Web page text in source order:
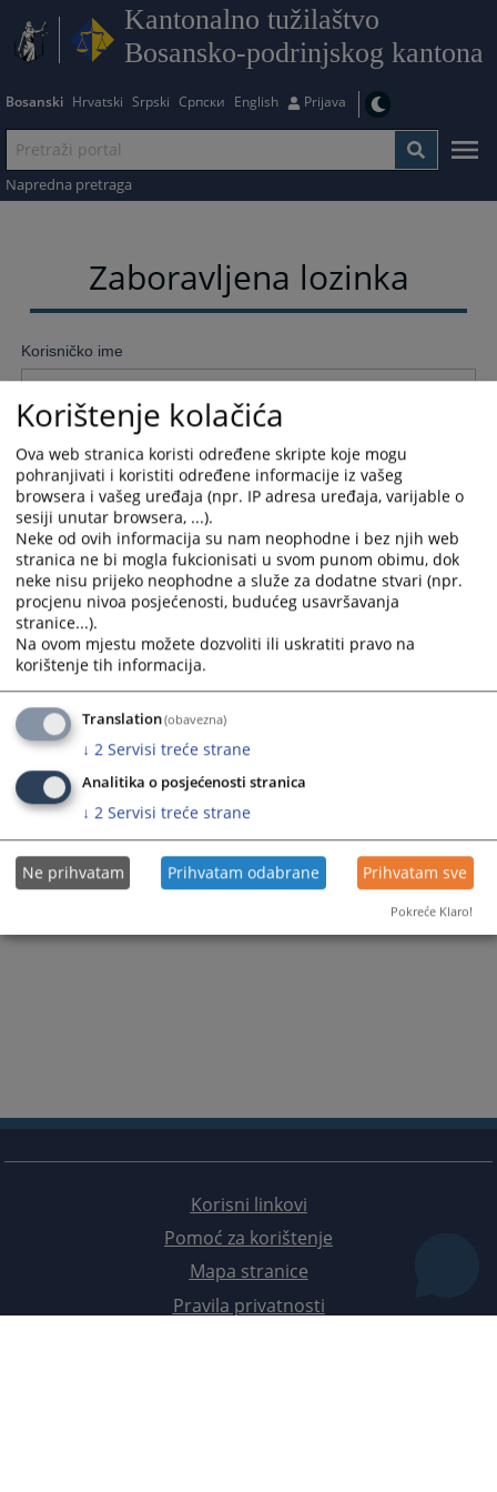
Kantonalno tužilaštvo
Bosansko-podrinjskog kantona
Bosanski Hrvatski Srpski Српски English Prijava
Napredna pretraga
Zaboravljena lozinka
Korisničko ime
Resetujte lozinku
Znate lozinku?
Korisni linkovi
Pomoć za korištenje
Mapa stranice
Pravila privatnosti
Korištenje kolačića
Ova web stranica koristi određene skripte koje mogu
pohranjivati i koristiti određene informacije iz vašeg
browsera i vašeg uređaja (npr. IP adresa uređaja, varijable o
sesiji unutar browsera, ...).
Neke od ovih informacija su nam neophodne i bez njih web
stranica ne bi mogla fukcionisati u svom punom obimu, dok
neke nisu prijeko neophodne a služe za dodatne stvari (npr.
procjenu nivoa posjećenosti, budućeg usavršavanja
stranice...).
Na ovom mjestu možete dozvoliti ili uskratiti pravo na
korištenje tih informacija.
Translation(obavezna)
↓ 2 Servisi treće strane
Analitika o posjećenosti stranica
↓ 2 Servisi treće strane
Ne prihvatam Prihvatam odabrane Prihvatam sve
Pokreće Klaro!